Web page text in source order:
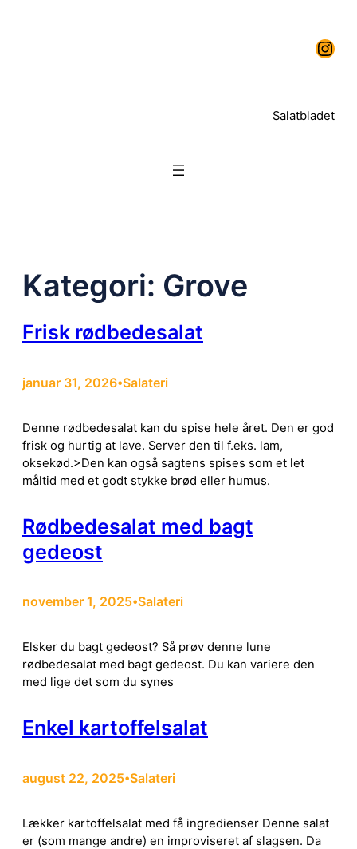
Instagram
Salatbladet
Kategori: Grove
Frisk rødbedesalat
januar 31, 2026•Salateri
Denne rødbedesalat kan du spise hele året. Den er god
frisk og hurtig at lave. Server den til f.eks. lam,
oksekød.>Den kan også sagtens spises som et let
måltid med et godt stykke brød eller humus.
Rødbedesalat med bagt
gedeost
november 1, 2025•Salateri
Elsker du bagt gedeost? Så prøv denne lune
rødbedesalat med bagt gedeost. Du kan variere den
med lige det som du synes
Enkel kartoffelsalat
august 22, 2025•Salateri
Lækker kartoffelsalat med få ingredienser Denne salat
er (som mange andre) en improviseret af slagsen. Da